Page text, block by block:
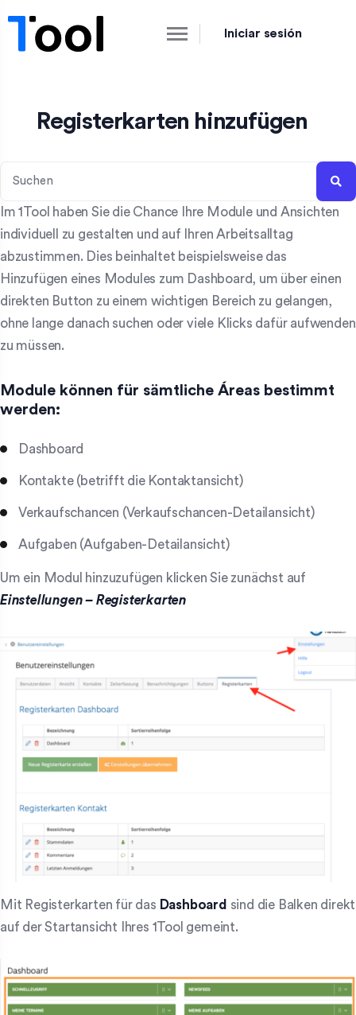
Iniciar sesión
Registerkarten hinzufügen
Im 1Tool haben Sie die Chance Ihre Module und Ansichten
individuell zu gestalten und auf Ihren Arbeitsalltag
abzustimmen. Dies beinhaltet beispielsweise das
Hinzufügen eines Modules zum Dashboard, um über einen
direkten Button zu einem wichtigen Bereich zu gelangen,
ohne lange danach suchen oder viele Klicks dafür aufwenden
zu müssen.
Module können für sämtliche Áreas bestimmt
werden:
Dashboard
Kontakte (betrifft die Kontaktansicht)
Verkaufschancen (Verkaufschancen-Detailansicht)
Aufgaben (Aufgaben-Detailansicht)
Um ein Modul hinzuzufügen klicken Sie zunächst auf
Einstellungen – Registerkarten
Mit Registerkarten für das Dashboard sind die Balken direkt
auf der Startansicht Ihres 1Tool gemeint.